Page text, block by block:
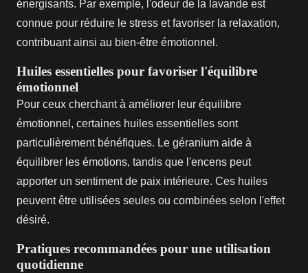
énergisants. Par exemple, l'odeur de la lavande est
connue pour réduire le stress et favoriser la relaxation,
contribuant ainsi au bien-être émotionnel.
Huiles essentielles pour favoriser l'équilibre
émotionnel
Pour ceux cherchant à améliorer leur équilibre
émotionnel, certaines huiles essentielles sont
particulièrement bénéfiques. Le géranium aide à
équilibrer les émotions, tandis que l'encens peut
apporter un sentiment de paix intérieure. Ces huiles
peuvent être utilisées seules ou combinées selon l'effet
désiré.
Pratiques recommandées pour une utilisation
quotidienne